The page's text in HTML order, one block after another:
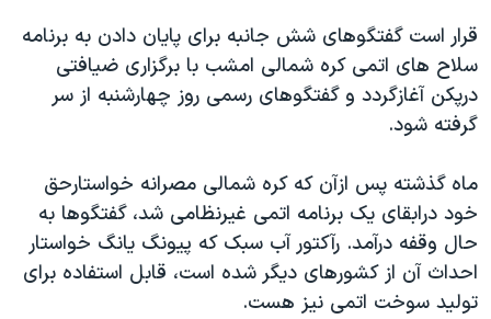
علم و فناوری
اسرائیل در جنگ
گالری عکس
رمز مهسا
ورزش زنان در ایران
اعتراضات زن، زندگی، آزادی
تریبونال مردمی آبان ۹۸
دادگاه حمید نوری
چهل سال گروگان‌گیری
قانون شفافیت دارائی کادر رهبری ایران
زبانهای مختلف
قرار است گفتگوهای شش جانبه برای پايان دادن به برنامه
سلاح های اتمی کره شمالی امشب با برگزاری ضيافتی
درپکن آغازگردد و گفتگوهای رسمی روز چهارشنبه از سر
گرفته شود.
ماه گذشته پس ازآن که کره شمالی مصرانه خواستارحق
خود درابقای يک برنامه اتمی غيرنظامی شد، گفتگوها به
حال وقفه درآمد. رآکتور آب سبک که پيونگ يانگ خواستار
احداث آن از کشورهای ديگر شده است، قابل استفاده برای
توليد سوخت اتمی نيز هست.